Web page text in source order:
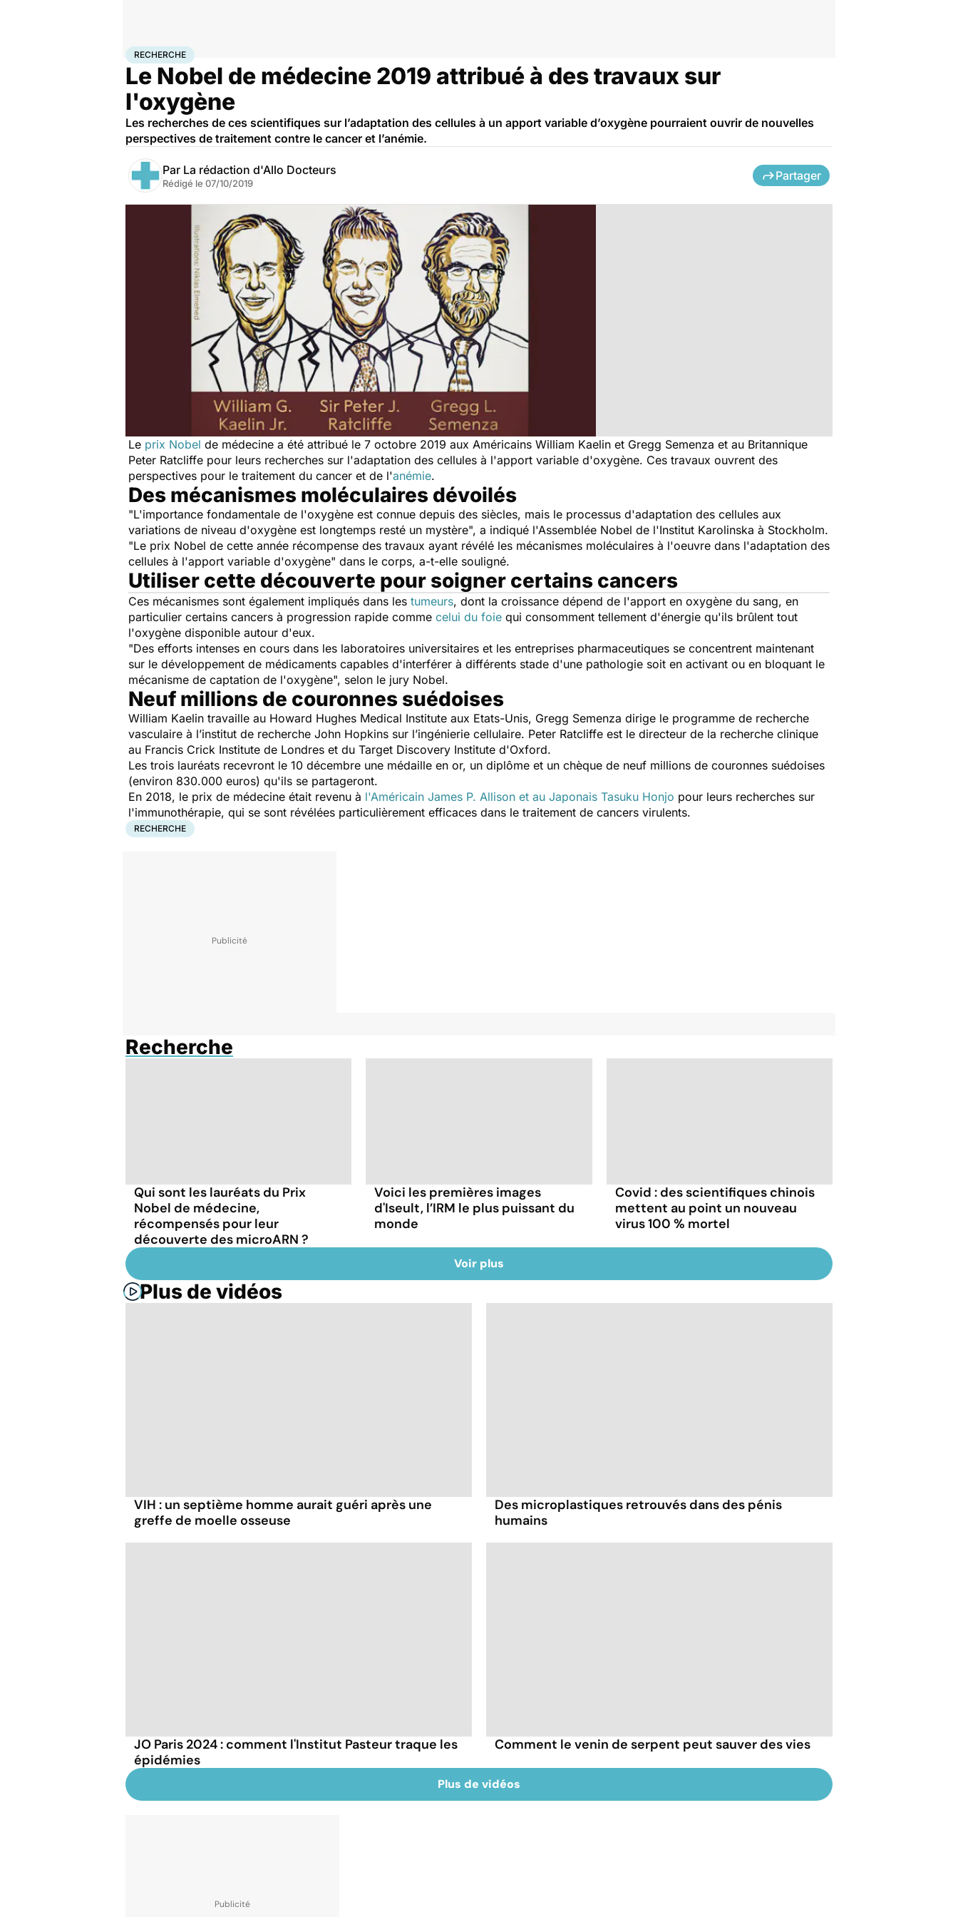
AccueilSantéMaladies
RECHERCHE
Le Nobel de médecine 2019 attribué à des travaux sur
l'oxygène
Les recherches de ces scientifiques sur l’adaptation des cellules à un apport variable d’oxygène pourraient ouvrir de nouvelles
perspectives de traitement contre le cancer et l’anémie.
Par La rédaction d'Allo Docteurs
Rédigé le 07/10/2019
Partager
Le prix Nobel de médecine a été attribué le 7 octobre 2019 aux Américains William Kaelin et Gregg Semenza et au Britannique
Peter Ratcliffe pour leurs recherches sur l'adaptation des cellules à l'apport variable d'oxygène. Ces travaux ouvrent des
perspectives pour le traitement du cancer et de l'anémie.
Des mécanismes moléculaires dévoilés
"L'importance fondamentale de l'oxygène est connue depuis des siècles, mais le processus d'adaptation des cellules aux
variations de niveau d'oxygène est longtemps resté un mystère", a indiqué l'Assemblée Nobel de l'Institut Karolinska à Stockholm.
"Le prix Nobel de cette année récompense des travaux ayant révélé les mécanismes moléculaires à l'oeuvre dans l'adaptation des
cellules à l'apport variable d'oxygène" dans le corps, a-t-elle souligné.
Utiliser cette découverte pour soigner certains cancers
Ces mécanismes sont également impliqués dans les tumeurs, dont la croissance dépend de l'apport en oxygène du sang, en
particulier certains cancers à progression rapide comme celui du foie qui consomment tellement d'énergie qu'ils brûlent tout
l'oxygène disponible autour d'eux.
"Des efforts intenses en cours dans les laboratoires universitaires et les entreprises pharmaceutiques se concentrent maintenant
sur le développement de médicaments capables d'interférer à différents stade d'une pathologie soit en activant ou en bloquant le
mécanisme de captation de l'oxygène", selon le jury Nobel.
Neuf millions de couronnes suédoises
William Kaelin travaille au Howard Hughes Medical Institute aux Etats-Unis, Gregg Semenza dirige le programme de recherche
vasculaire à l’institut de recherche John Hopkins sur l’ingénierie cellulaire. Peter Ratcliffe est le directeur de la recherche clinique
au Francis Crick Institute de Londres et du Target Discovery Institute d'Oxford.
Les trois lauréats recevront le 10 décembre une médaille en or, un diplôme et un chèque de neuf millions de couronnes suédoises
(environ 830.000 euros) qu'ils se partageront.
En 2018, le prix de médecine était revenu à l'Américain James P. Allison et au Japonais Tasuku Honjo pour leurs recherches sur
l'immunothérapie, qui se sont révélées particulièrement efficaces dans le traitement de cancers virulents.
RECHERCHE
Recherche
Qui sont les lauréats du Prix
Nobel de médecine,
récompensés pour leur
découverte des microARN ?
Voici les premières images
d'Iseult, l’IRM le plus puissant du
monde
Covid : des scientifiques chinois
mettent au point un nouveau
virus 100 % mortel
Voir plus
Plus de vidéos
VIH : un septième homme aurait guéri après une
greffe de moelle osseuse
Des microplastiques retrouvés dans des pénis
humains
JO Paris 2024 : comment l'Institut Pasteur traque les
épidémies
Comment le venin de serpent peut sauver des vies
Plus de vidéos